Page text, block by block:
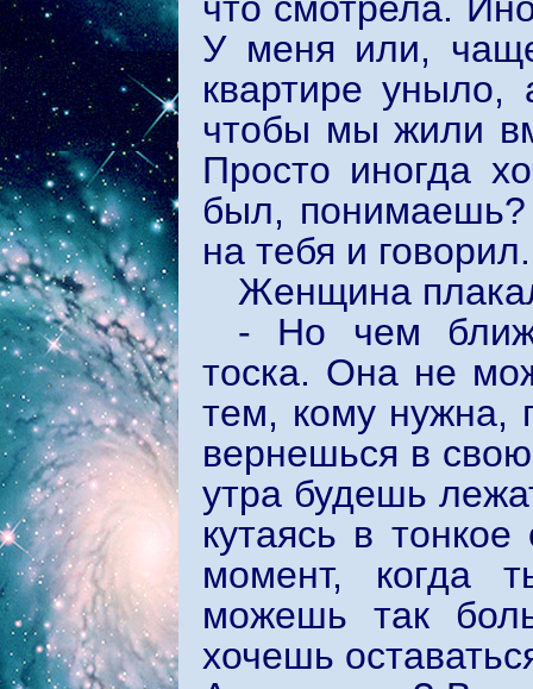
У меня или,
квартире
чтобы мы жили
Просто иногда
был,
на тебя и
Женщина
- Но чем
тоска. Она не
тем, кому нужна,
вернешься в
утра будешь
кутаясь в
момент, когда
можешь так
хочешь